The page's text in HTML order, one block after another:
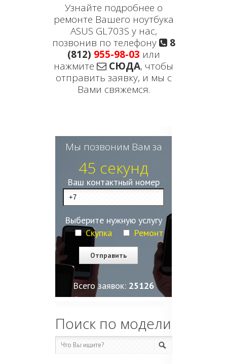
Узнайте подробнее о
ремонте Вашего ноутбука
ASUS GL703S у нас,
позвонив по телефону
8
(812) 955-98-03 или
нажмите
СЮДА, чтобы
отправить заявку, и мы с
Вами свяжемся.
Мы позвоним Вам за
45 секунд
Ваш контактный номер
Выберите нужную услугу
Скупка
Ремонт
Всего заявок: 25129
Поиск по модели